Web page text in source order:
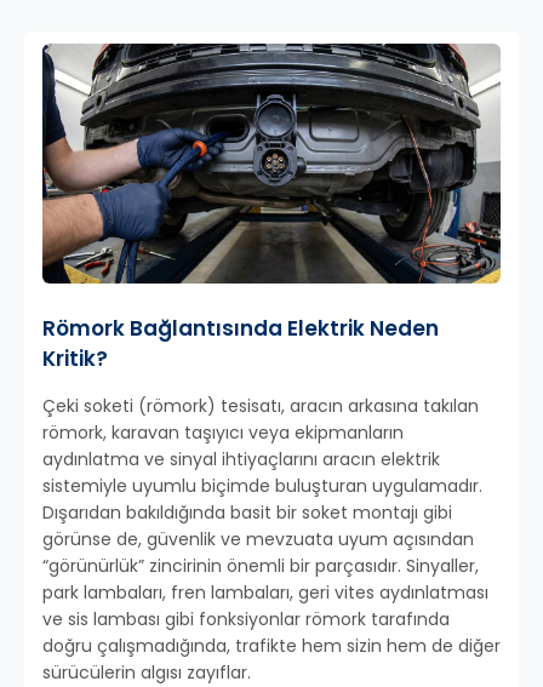
Römork Bağlantısında Elektrik Neden
Kritik?
Çeki soketi (römork) tesisatı, aracın arkasına takılan
römork, karavan taşıyıcı veya ekipmanların
aydınlatma ve sinyal ihtiyaçlarını aracın elektrik
sistemiyle uyumlu biçimde buluşturan uygulamadır.
Dışarıdan bakıldığında basit bir soket montajı gibi
görünse de, güvenlik ve mevzuata uyum açısından
“görünürlük” zincirinin önemli bir parçasıdır. Sinyaller,
park lambaları, fren lambaları, geri vites aydınlatması
ve sis lambası gibi fonksiyonlar römork tarafında
doğru çalışmadığında, trafikte hem sizin hem de diğer
sürücülerin algısı zayıflar.